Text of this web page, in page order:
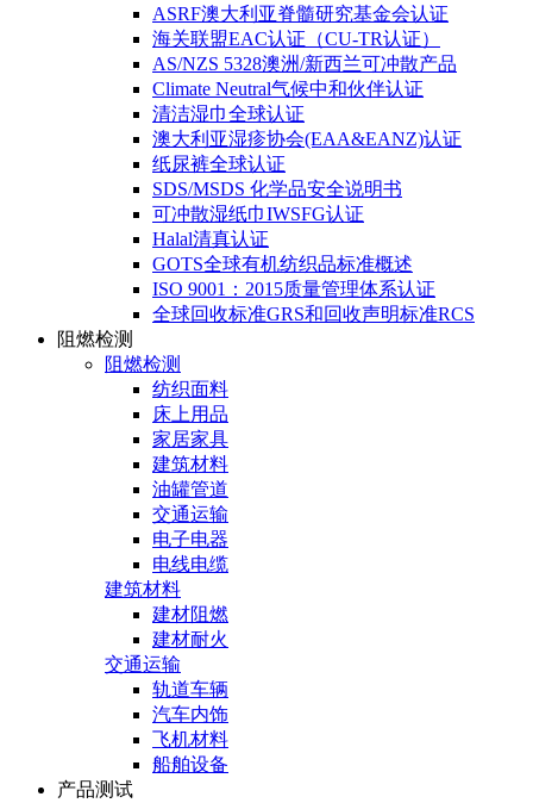
ASRF澳大利亚脊髓研究基金会认证
海关联盟EAC认证（CU-TR认证）
AS/NZS 5328澳洲/新西兰可冲散产品
Climate Neutral气候中和伙伴认证
清洁湿巾全球认证
澳大利亚湿疹协会(EAA&EANZ)认证
纸尿裤全球认证
SDS/MSDS 化学品安全说明书
可冲散湿纸巾IWSFG认证
Halal清真认证
GOTS全球有机纺织品标准概述
ISO 9001：2015质量管理体系认证
全球回收标准GRS和回收声明标准RCS
阻燃检测
阻燃检测
纺织面料
床上用品
家居家具
建筑材料
油罐管道
交通运输
电子电器
电线电缆
建筑材料
建材阻燃
建材耐火
交通运输
轨道车辆
汽车内饰
飞机材料
船舶设备
产品测试